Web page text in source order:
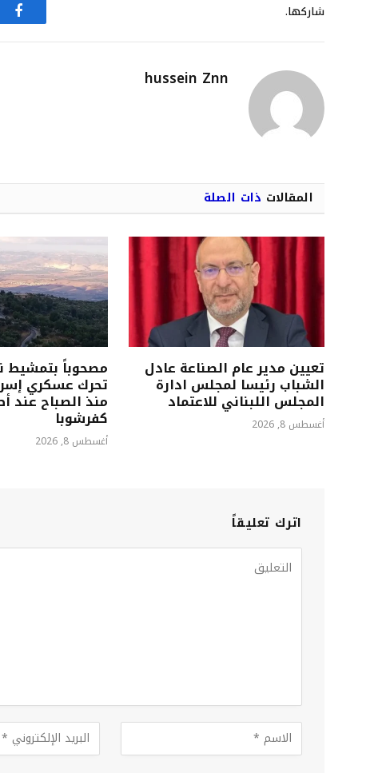
شاركها.
hussein Znn
المقالات ذات الصلة
تعيين مدير عام الصناعة عادل
الشباب رئيسا لمجلس ادارة
المجلس اللبناني للاعتماد
أغسطس 8, 2026
مصحوباً بتمشيط
تحرك عسكري
منذ الصباح عند
كفرشوبا
أغسطس 8, 2026
اترك تعليقاً